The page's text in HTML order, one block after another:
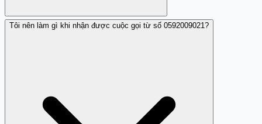
Hiện tại số 0592009021 được đánh giá là số nhá máy làm
Tôi nên làm gì khi nhận được cuộc gọi từ số 0592009021?